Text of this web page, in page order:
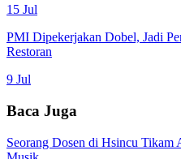
15 Jul
PMI Dipekerjakan Dobel, Jadi
Restoran
9 Jul
Baca Juga
Seorang Dosen di Hsincu